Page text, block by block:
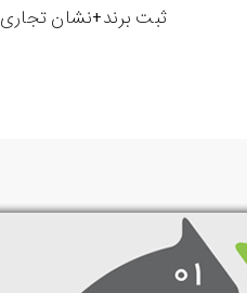
ثبت برند+نشان تجاری